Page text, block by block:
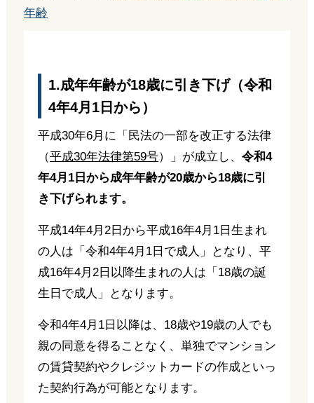
年齢
1.成年年齢が18歳に引き下げ（令和
4年4月1日から）
平成30年6月に「民法の一部を改正する法律
（平成30年法律第59号）」が成立し、 令和4
年4月1日から成年年齢が20歳から18歳に引
き下げられます。
平成14年4月2日から平成16年4月1日生まれ
の人は「令和4年4月1日で成人」となり、平
成16年4月2日以降生まれの人は「18歳の誕
生日で成人」となります。
令和4年4月1日以降は、18歳や19歳の人でも
親の同意を得ることなく、単独でマンション
の賃貸契約やクレジットカードの作成といっ
た契約行為が可能となります。